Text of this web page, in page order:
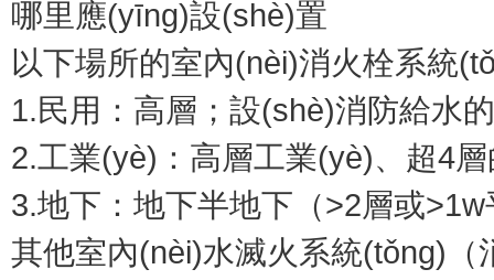
哪里應(yīng)設(shè)置
以下場所的室內(nèi)消火栓系統
1.民用：高層；設(shè)消防給水
2.工業(yè)：高層工業(yè)、超
3.地下：地下半地下（>2層或>1w
其他室內(nèi)水滅火系統(tǒng)（消